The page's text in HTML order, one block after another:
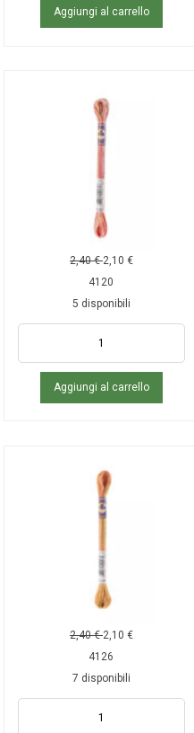
Aggiungi al carrello
2,40€ 2,10 €
4120
5 disponibili
Aggiungi al carrello
2,40€ 2,10 €
4126
7 disponibili